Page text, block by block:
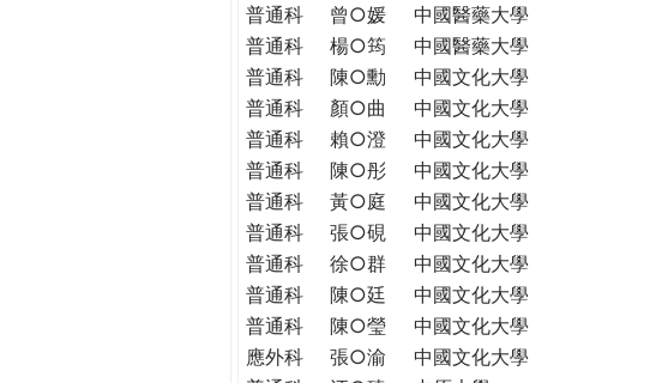
普通科
曾○媛 中國醫藥大學
普通科
楊○筠 中國醫藥大學
普通科
陳○勳 中國文化大學
普通科
顏○曲 中國文化大學
普通科
賴○澄 中國文化大學
普通科
陳○彤 中國文化大學
普通科
黃○庭 中國文化大學
普通科
張○硯 中國文化大學
普通科
徐○群 中國文化大學
普通科
陳○廷 中國文化大學
普通科
陳○瑩 中國文化大學
應外科
張○渝 中國文化大學